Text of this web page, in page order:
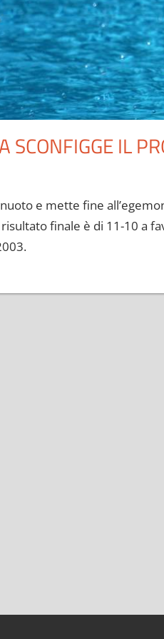
SCONFIGGE IL
e mette fine
finale è di 11-10 a